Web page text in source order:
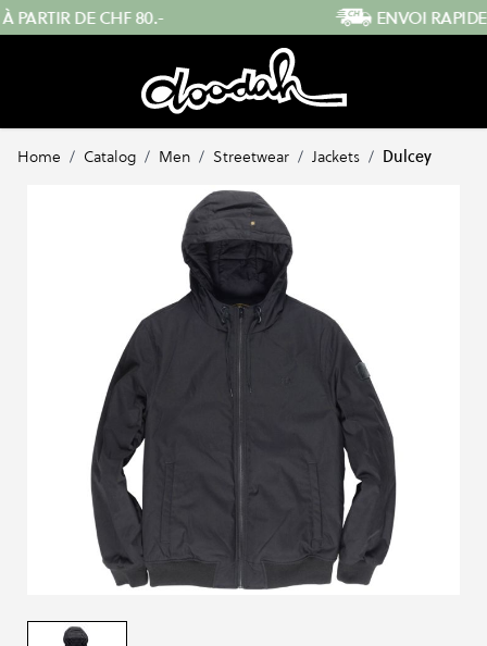
Skip to Content ENVOI RAPIDE DEPUIS LA SUISSE
Home / Catalog / Men / Streetwear / Jackets / Dulcey